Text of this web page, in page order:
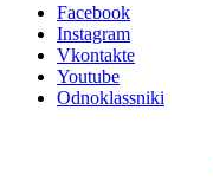
Facebook
Instagram
Vkontakte
Youtube
Odnoklassniki